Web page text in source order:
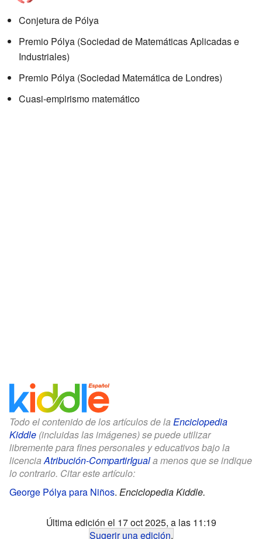
Conjetura de Pólya
Premio Pólya (Sociedad de Matemáticas Aplicadas e
Industriales)
Premio Pólya (Sociedad Matemática de Londres)
Cuasi-empirismo matemático
Todo el contenido de los artículos de la Enciclopedia
Kiddle (incluidas las imágenes) se puede utilizar
libremente para fines personales y educativos bajo la
licenciaAtribución-CompartirIguala menos que se indique
lo contrario. Citar este artículo:
George Pólya para Niños. Enciclopedia Kiddle.
Última edición el 17 oct 2025, a las 11:19
Sugerir una edición.